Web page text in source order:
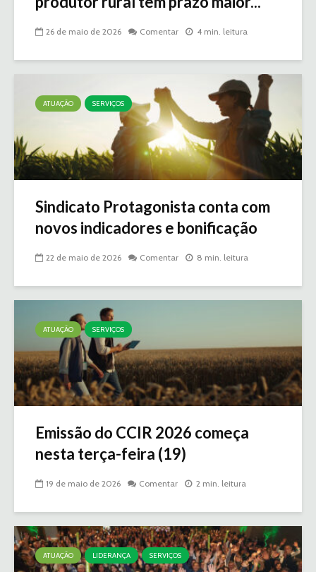
26 de maio de 2026 Comentar 4 min. leitura
ATUAÇÃO SERVIÇOS
Sindicato Protagonista conta com
novos indicadores e bonificação
22 de maio de 2026 Comentar 8 min. leitura
ATUAÇÃO SERVIÇOS
Emissão do CCIR 2026 começa
nesta terça-feira (19)
19 de maio de 2026 Comentar 2 min. leitura
ATUAÇÃO LIDERANÇA SERVIÇOS